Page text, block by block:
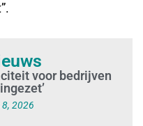
voor bedrijven
8, 2026